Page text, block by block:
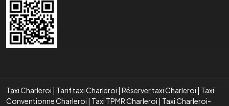
Taxi Charleroi | Tarif taxi Charleroi | Réserver taxi Charleroi | Taxi
Conventionne Charleroi | Taxi TPMR Charleroi | Taxi Charleroi-